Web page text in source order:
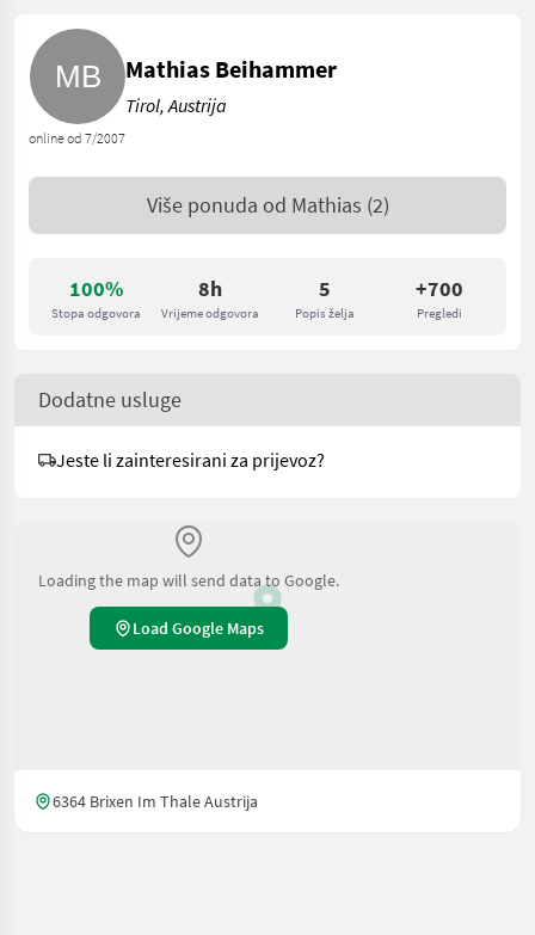
100%
Stopa odgovora
8h
Vrijeme odgovora
5
Popis želja
+700
Pregledi
online od 7/2007
Mathias Beihammer
Tirol, Austrija
Više ponuda od Mathias (2)
Dodatne usluge
Jeste li zainteresirani za prijevoz?
Loading the map will send data to Google.
Load Google Maps
6364 Brixen Im Thale Austrija